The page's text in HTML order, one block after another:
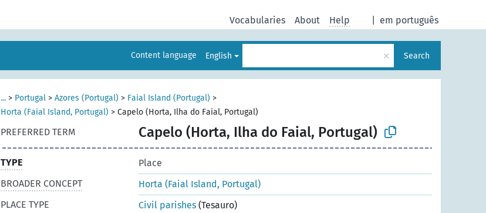
em português
Vocabularies About Help
Content language English × Search
... > Portugal > Azores (Portugal) > Faial Island (Portugal) >
Horta (Faial Island, Portugal) > Capelo (Horta, Ilha do Faial, Portugal)
PREFERRED TERM Capelo (Horta, Ilha do Faial, Portugal)
TYPE
Place
BROADER CONCEPT
Horta (Faial Island, Portugal)
PLACE TYPE
Civil parishes (Tesauro)